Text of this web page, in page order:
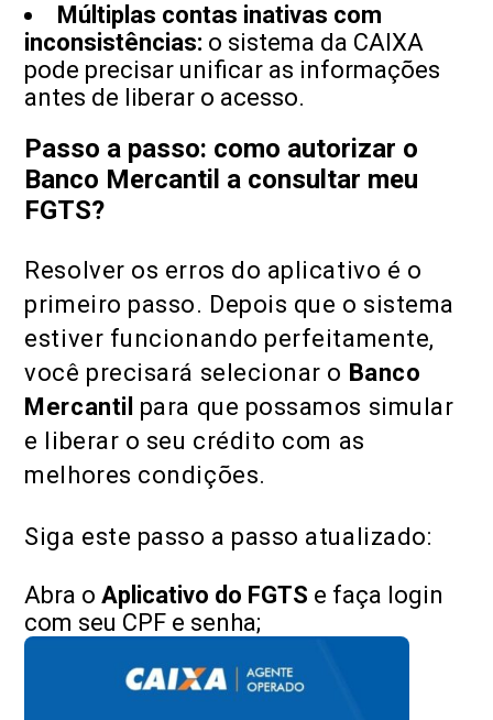
Múltiplas contas inativas com
inconsistências: o sistema da CAIXA
pode precisar unificar as informações
antes de liberar o acesso.
Passo a passo: como autorizar o
Banco Mercantil a consultar meu
FGTS?
Resolver os erros do aplicativo é o
primeiro passo. Depois que o sistema
estiver funcionando perfeitamente,
você precisará selecionar o Banco
Mercantil para que possamos simular
e liberar o seu crédito com as
melhores condições.
Siga este passo a passo atualizado:
Abra oAplicativo do FGTS e faça login
com seu CPF e senha;